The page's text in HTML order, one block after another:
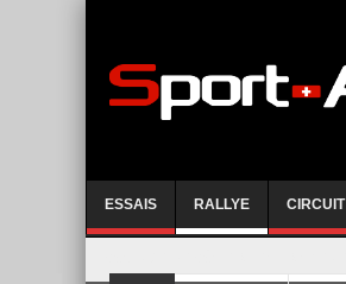
ESSAIS RALLYE CIRCUIT